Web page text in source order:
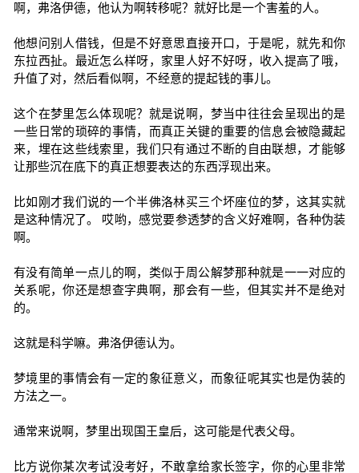
啊，弗洛伊德，他认为啊转移呢？就好比是一个害羞的人。
他想问别人借钱，但是不好意思直接开口，于是呢，就先和你
东拉西扯。最近怎么样呀，家里人好不好呀，收入提高了哦，
升值了对，然后看似啊，不经意的提起钱的事儿。
这个在梦里怎么体现呢？就是说啊，梦当中往往会呈现出的是
一些日常的琐碎的事情，而真正关键的重要的信息会被隐藏起
来，埋在这些线索里，我们只有通过不断的自由联想，才能够
让那些沉在底下的真正想要表达的东西浮现出来。
比如刚才我们说的一个半佛洛林买三个坏座位的梦，这其实就
是这种情况了。 哎哟，感觉要参透梦的含义好难啊，各种伪装
啊。
有没有简单一点儿的啊，类似于周公解梦那种就是一一对应的
关系呢，你还是想查字典啊，那会有一些，但其实并不是绝对
的。
这就是科学嘛。弗洛伊德认为。
梦境里的事情会有一定的象征意义，而象征呢其实也是伪装的
方法之一。
通常来说啊，梦里出现国王皇后，这可能是代表父母。
比方说你某次考试没考好，不敢拿给家长签字，你的心里非常